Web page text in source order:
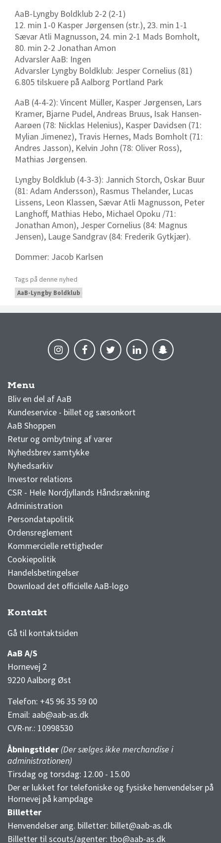
AaB-Lyngby Boldklub 2-2 (2-1)
12. min 1-0 Kasper Jørgensen (str.), 23. min 1-1
Sævar Atli Magnusson, 24. min 2-1 Mads Bomholt,
80. min 2-2 Jonathan Amon
Advarsler AaB: Ingen
Advarsler Lyngby Boldklub: Jesper Cornelius (81)
6.805 tilskuere på Aalborg Portland Park
AaB (4-4-2): Vincent Müller, Kasper Jørgensen, Lars
Kramer, Bjarne Pudel, Andreas Bruus, Isak Hansen-
Aarøen (78: Nicklas Helenius), Kasper Davidsen (71:
Mylian Jimenez), Travis Hernes, Mads Bomholt (71:
Andres Jasson), Kelvin John (78: Oliver Ross),
Mathias Jørgensen.
Lyngby Boldklub (4-3-3): Jannich Storch, Oskar Buur
(81: Adam Andersson), Rasmus Thelander, Lucas
Lissens, Leon Klassen, Sævar Atli Magnusson, Peter
Langhoff, Mathias Hebo, Michael Opoku /71:
Jonathan Amon), Jesper Cornelius (84: Magnus
Jensen), Lauge Sandgrav (84: Frederik Gytkjær).
Dommer: Jacob Karlsen
Tags på denne nyhed
AaB-Lyngby Boldklub
Menu
Bliv en del af AaB
Kundeservice - billet og sæsonkort
AaB Shoppen
Retur og ombytning af varer
Nyhedsbrev samtykke
Nyhedsarkiv
Investor relations
CSR - Hele Nordjyllands Håndsrækning
Administration
Persondatapolitik
Ordensreglement
Kommercielle rettigheder
Cookiepolitik
Handelsbetingelser
Download det officielle AaB-logo
Kontakt
Gå til kontaktsiden
AaB A/S
Hornevej 2
9220 Aalborg Øst
Telefon: +45 96 35 59 00
Email: aab@aab-as.dk
CVR-nr.: 10998530
Åbningstider (Der sælges ikke merchandise i
administrationen)
Tirsdag og torsdag: 12.00 - 15.00
Der er lukket for telefoniske og fysiske henvendelser på
Hornevej på kampdage
Billetter
Henvendelser ang. billetter: billet@aab-as.dk
Billetter til scouts/agenter: tbo@aab-as.dk